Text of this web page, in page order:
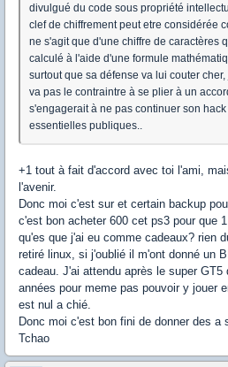
divulgué du code sous propriété
clef de chiffrement peut etre considérée
ne s'agit que d'une chiffre de caractères
calculé à l'aide d'une formule
surtout que sa défense va lui couter
va pas le contraintre à se plier à un
s'engagerait à ne pas continuer son
essentielles publiques..
+1 tout à fait d'accord avec toi l'ami,
l'avenir.
Donc moi c'est sur et certain backup
c'est bon acheter 600 cet ps3 pour que
qu'es que j'ai eu comme cadeaux? rien
retiré linux, si j'oublié il m'ont donné un
cadeau. J'ai attendu après le super GT5
années pour meme pas pouvoir y jouer
est nul a chié.
Donc moi c'est bon fini de donner des a
Tchao